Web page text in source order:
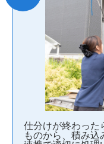
仕分けが終わった
ものから、積み